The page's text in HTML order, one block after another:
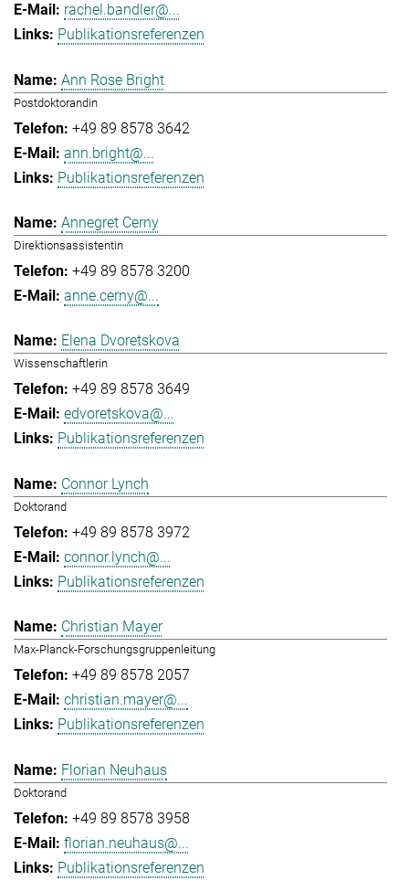
rachel.bandler@...
Publikationsreferenzen
Ann Rose Bright
Postdoktorandin
+49 89 8578 3642
ann.bright@...
Publikationsreferenzen
Annegret Cerny
Direktionsassistentin
+49 89 8578 3200
anne.cerny@...
Elena Dvoretskova
Wissenschaftlerin
+49 89 8578 3649
edvoretskova@...
Publikationsreferenzen
Connor Lynch
Doktorand
+49 89 8578 3972
connor.lynch@...
Publikationsreferenzen
Christian Mayer
Max-Planck-Forschungsgruppenleitung
+49 89 8578 2057
christian.mayer@...
Publikationsreferenzen
Florian Neuhaus
Doktorand
+49 89 8578 3958
florian.neuhaus@...
Publikationsreferenzen